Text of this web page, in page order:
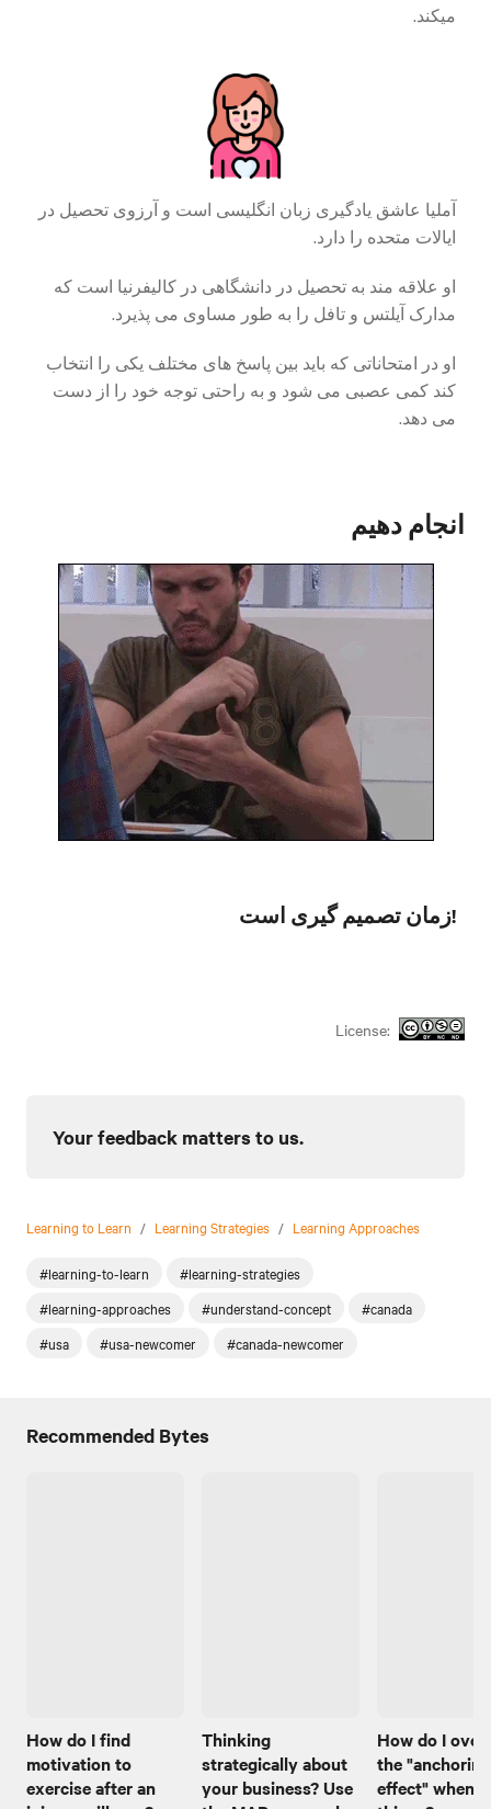
میکند.
آملیا عاشق یادگیری زبان انگلیسی است و آرزوی تحصیل در
ایالات متحده را دارد.
او علاقه مند به تحصیل در دانشگاهی در کالیفرنیا است که
مدارک آیلتس و تافل را به طور مساوی می پذیرد.
او در امتحاناتی که باید بین پاسخ های مختلف یکی را انتخاب
کند کمی عصبی می شود و به راحتی توجه خود را از دست
می دهد.
انجام دهیم
زمان تصمیم گیری است!
License:
Your feedback matters to us.
Learning to Learn / Learning Strategies / Learning Approaches
#learning-to-learn
#learning-strategies
#learning-approaches
#understand-concept
#canada
#usa
#usa-newcomer #canada-newcomer
Recommended Bytes
How do I find
motivation to
exercise after an
Thinking
strategically about
your business? Use
How do I
the "anchoring
effect" when I